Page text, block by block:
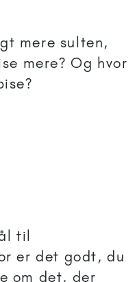
mere sulten,
mere? Og hvor
til
er det godt, du
om det, der